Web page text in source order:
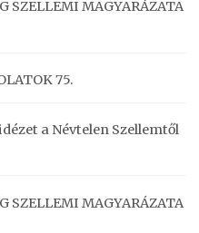
SZELLEMI MAGYARÁZATA
75.
a Névtelen Szellemtől
SZELLEMI MAGYARÁZATA